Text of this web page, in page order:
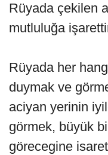
Rüyada çekilen
mutluluğa
Rüyada her
duymak ve
aciyan yerinin
görmek, büyük
görecegine